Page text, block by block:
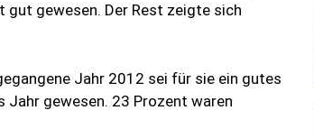
gewesen. Der Rest zeigte sich
Jahr 2012 sei für sie ein gutes
Jahr gewesen. 23 Prozent waren